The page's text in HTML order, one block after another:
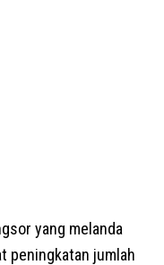
yang melanda
peningkatan jumlah